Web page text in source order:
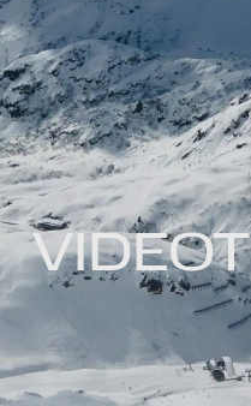
VIDEOT